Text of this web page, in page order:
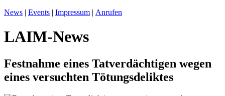
News | Events | Impressum | Anrufen
LAIM-News
Festnahme eines Tatverdächtigen wegen
eines versuchten Tötungsdeliktes